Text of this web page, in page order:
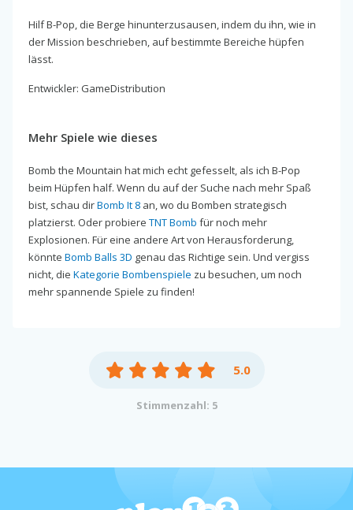
Hilf B-Pop, die Berge hinunterzusausen, indem du ihn, wie in
der Mission beschrieben, auf bestimmte Bereiche hüpfen
lässt.
Entwickler: GameDistribution
Mehr Spiele wie dieses
Bomb the Mountain hat mich echt gefesselt, als ich B-Pop
beim Hüpfen half. Wenn du auf der Suche nach mehr Spaß
bist, schau dirBomb It 8 an, wo du Bomben strategisch
platzierst. Oder probiere TNT Bomb für noch mehr
Explosionen. Für eine andere Art von Herausforderung,
könnte Bomb Balls 3D genau das Richtige sein. Und vergiss
nicht, die Kategorie Bombenspiele zu besuchen, um noch
mehr spannende Spiele zu finden!
5.0
Stimmenzahl: 5